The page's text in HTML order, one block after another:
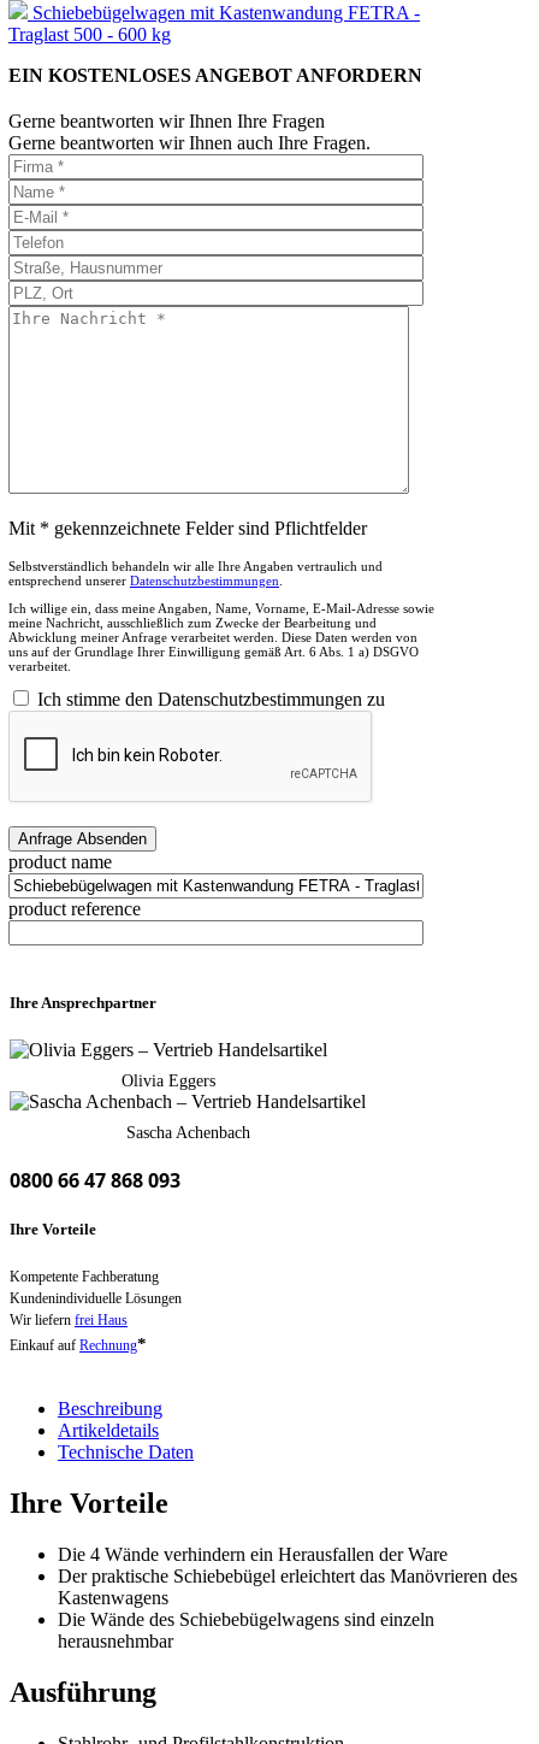
Schiebebügelwagen mit Kastenwandung FETRA -
Traglast 500 - 600 kg
EIN KOSTENLOSES ANGEBOT ANFORDERN
Gerne beantworten wir Ihnen Ihre Fragen
Gerne beantworten wir Ihnen auch Ihre Fragen.
Mit * gekennzeichnete Felder sind Pflichtfelder
Selbstverständlich behandeln wir alle Ihre Angaben vertraulich und
entsprechend unserer Datenschutzbestimmungen
Ich willige ein, dass meine Angaben, Name, Vorname, E-Mail-Adresse sowie
meine Nachricht, ausschließlich zum Zwecke der Bearbeitung und
Abwicklung meiner Anfrage verarbeitet werden. Diese Daten werden von
uns auf der Grundlage Ihrer Einwilligung gemäß Art. 6 Abs. 1 a) DSGVO
verarbeitet.
Ich stimme den Datenschutzbestimmungen zu
product name
product reference
Ihre Ansprechpartner
Olivia Eggers
Sascha Achenbach
0800 66 47 868 093
Ihre Vorteile
Kompetente Fachberatung
Kundenindividuelle Lösungen
Wir liefern frei Haus
Einkauf auf Rechnung*
Beschreibung
Artikeldetails
Technische Daten
Ihre Vorteile
Die 4 Wände verhindern ein Herausfallen der Ware
Der praktische Schiebebügel erleichtert das Manövrieren des
Kastenwagens
Die Wände des Schiebebügelwagens sind einzeln
herausnehmbar
Ausführung